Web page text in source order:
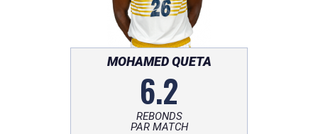
MOHAMED QUETA
6.2
REBONDS
PAR MATCH